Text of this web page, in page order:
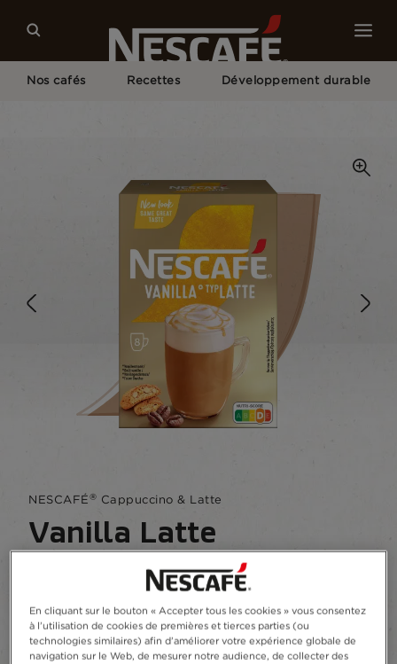
Nos cafés Recettes Développement durable
NESCAFÉ® Cappuccino & Latte
Vanilla Latte
Écrire un commentaire
Un délicieux cappuccino crémeux et mousseux
du bar à café chez vous, parfumé avec une
touche de vanille raffinée.
En cliquant sur le bouton « Accepter tous les cookies » vous consentez
à l’utilisation de cookies de premières et tierces parties (ou
technologies similaires) afin d’améliorer votre expérience globale de
navigation sur le Web, de mesurer notre audience, de collecter des